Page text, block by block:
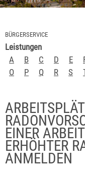
BÜRGERSERVICE
Leistungen
A
B C D E
O
P Q R S
EINER
ERHÖHTER
ANMELDEN